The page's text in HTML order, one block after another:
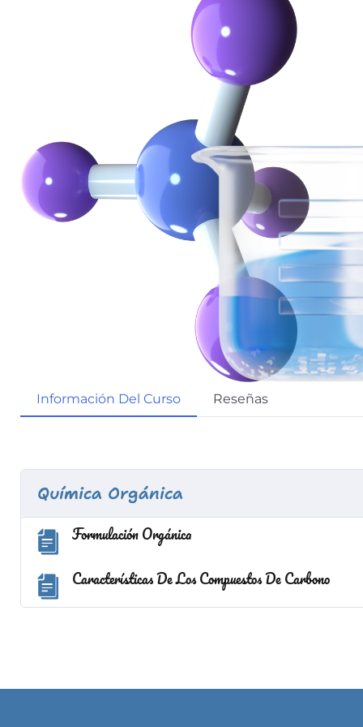
Información Del Curso Reseñas
Química Orgánica
Formulación Orgánica
Características De Los Compuestos De Carbono